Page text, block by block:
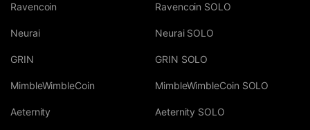
Ravencoin
Neurai
GRIN
MimbleWimbleCoin
Aeternity
Ravencoin SOLO
Neurai SOLO
GRIN SOLO
MimbleWimbleCoin SOLO
Aeternity SOLO